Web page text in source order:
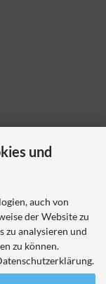
und
auch von
der Website zu
zu analysieren und
zu können.